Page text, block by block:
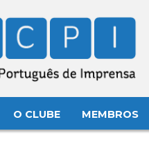
O CLUBE MEMBROS